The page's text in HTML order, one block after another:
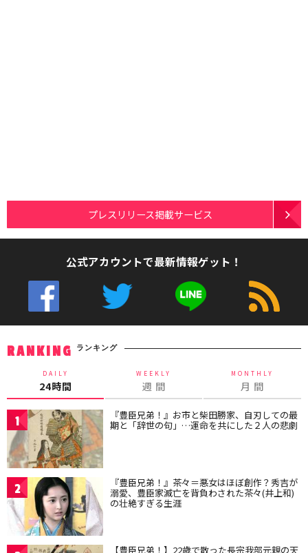
プレスリリース掲載サービス
公式アカウントで最新情報ゲット！
RANKING ランキング
DAILY
24時間
WEEKLY
週 間
MONTHLY
月 間
1 『豊臣兄弟！』お市と柴田勝家、自刃しての最
期と「辞世の句」…運命を共にした２人の悲劇
2 『豊臣兄弟！』茶々＝悪女はほぼ創作？秀吉が
溺愛、豊臣家滅亡を背負わされた茶々(井上和)
の壮絶すぎる生涯
【豊臣兄弟！】22歳で散った長宗我部元親の天